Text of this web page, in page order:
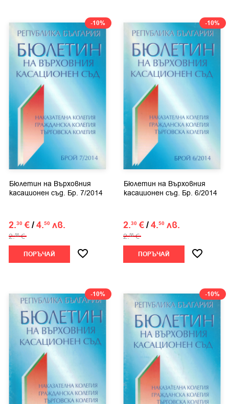
-10%
Бюлетин на Върховния
касационен съд. Бр. 7/2014
2.30 €/4.50 лв.
2.56 €
ПОРЪЧАЙ
-10%
Бюлетин на Върховния
касационен съд. Бр. 6/2014
2.30 €/4.50 лв.
2.56 €
ПОРЪЧАЙ
-10% -10%